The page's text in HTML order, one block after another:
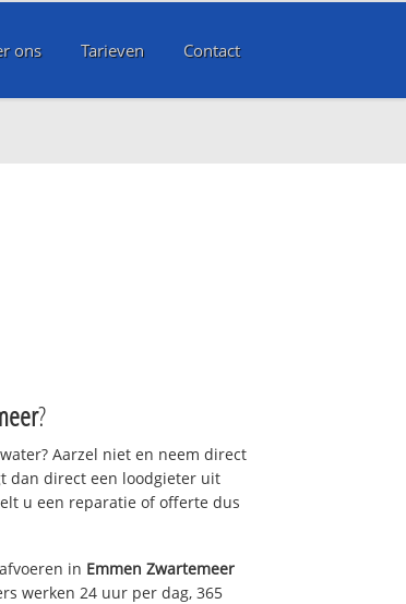
ons Tarieven Contact
?
Aarzel niet en neem direct
dan direct een loodgieter uit
u een reparatie of offerte dus
in Emmen Zwartemeer
werken 24 uur per dag, 365